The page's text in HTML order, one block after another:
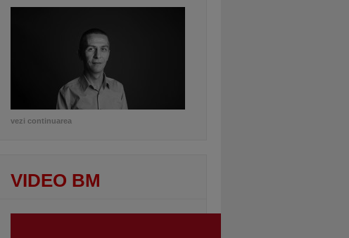
vezi continuarea
VIDEO BM